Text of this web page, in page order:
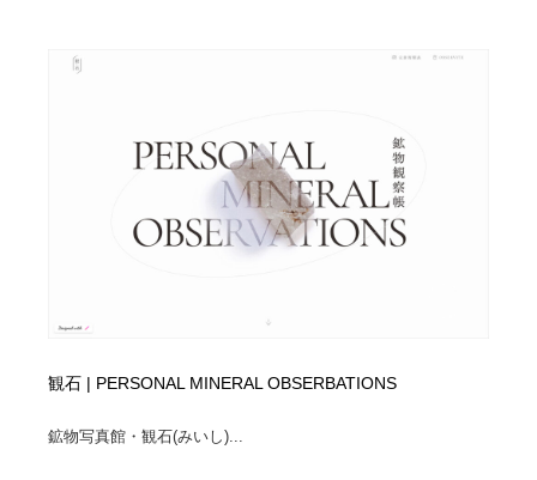
観石 | PERSONAL MINERAL OBSERBATIONS
鉱物写真館・観石(みいし)...